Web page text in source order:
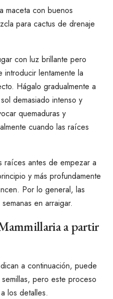
maceta con buenos
para cactus de drenaje
con luz brillante pero
lentamente la
Hágalo gradualmente a
demasiado intenso y
quemaduras y
cuando las raíces
raíces antes de empezar a
y más profundamente
Por lo general, las
en arraigar.
a partir
a continuación, puede
pero este proceso
los detalles.